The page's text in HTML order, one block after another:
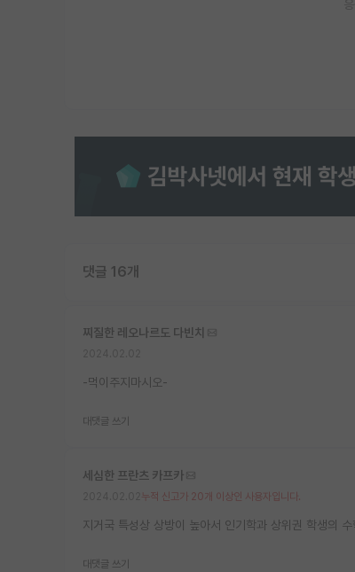
댓글 16개
찌질한 레오나르도 다빈치
-먹이주지마시오-
대댓글 쓰기
세심한 프란츠 카프카
누적 신고가 20개 이상인 사용자입니다.
지거국 특성상 상방이 높아서 인기학과 상위권 학생의
대댓글 쓰기